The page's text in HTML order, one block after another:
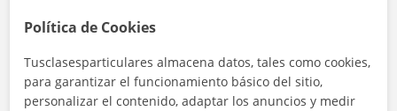
Política de Cookies
Tusclasesparticulares almacena datos, tales como cookies,
para garantizar el funcionamiento básico del sitio,
personalizar el contenido, adaptar los anuncios y medir